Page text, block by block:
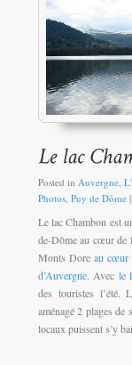
Posted in Auvergne
Photos Puy de Dôme
Le lac Chambon est
de-Dôme au cœur de
Monts Dore au cœur
d’Auvergne. Avec le
des touristes l’été.
aménagé 2 plages de
locaux puissent s’y